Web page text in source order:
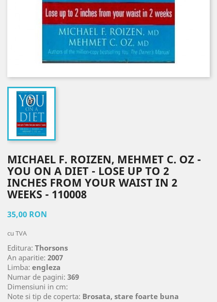
MICHAEL F. ROIZEN, MEHMET C. OZ -
YOU ON A DIET - LOSE UP TO 2
INCHES FROM YOUR WAIST IN 2
WEEKS - 110008
35,00 RON
cu TVA
Editura: Thorsons
An aparitie: 2007
Limba: engleza
Numar de pagini: 369
Dimensiuni in cm:
Note si tip de coperta: Brosata, stare foarte buna